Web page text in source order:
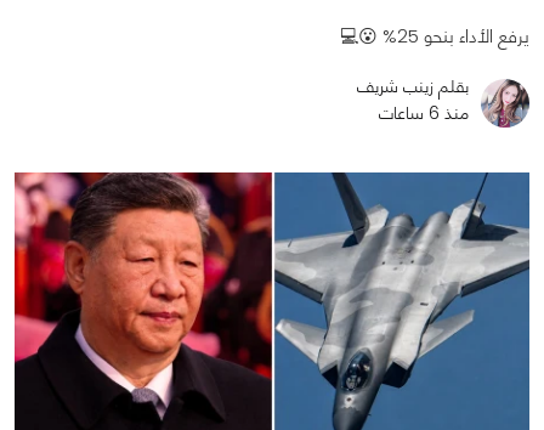
يرفع الأداء بنحو 25% 😮💻
بقلم زينب شريف
منذ 6 ساعات